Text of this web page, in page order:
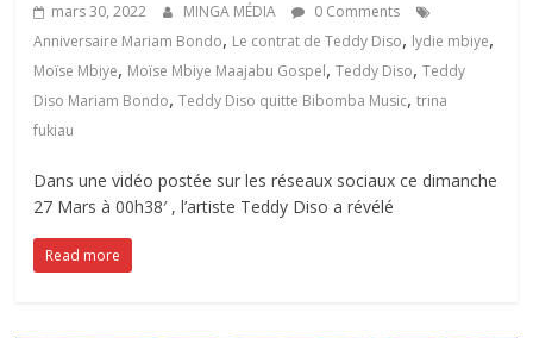
mars 30, 2022 MINGA MÉDIA
0 Comments
Anniversaire Mariam Bondo, Le contrat de Teddy Diso, lydie mbiye,
Moïse Mbiye, Moïse Mbiye Maajabu Gospel,Teddy Diso,Teddy
Diso Mariam Bondo,Teddy Diso quitte Bibomba Music,trina
fukiau
Dans une vidéo postée sur les réseaux sociaux ce dimanche
27 Mars à 00h38′ , l’artiste Teddy Diso a révélé
Read more